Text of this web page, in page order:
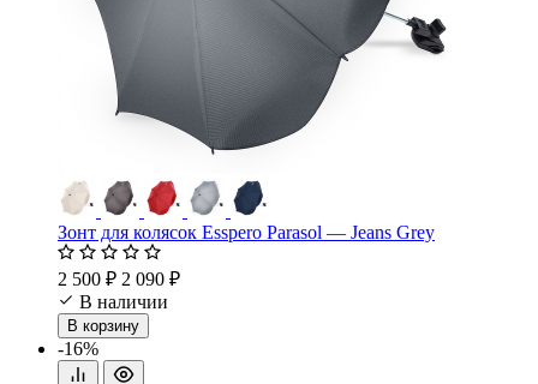
Зонт для колясок Esspero Parasol — Jeans Grey
2 500 ₽ 2 090 ₽
В наличии
В корзину
-16%